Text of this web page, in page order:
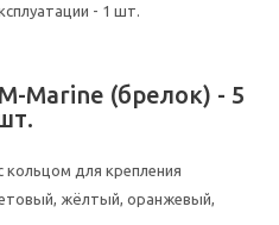
- 1 шт.
Marine (брелок) - 5
для крепления
жёлтый, оранжевый,